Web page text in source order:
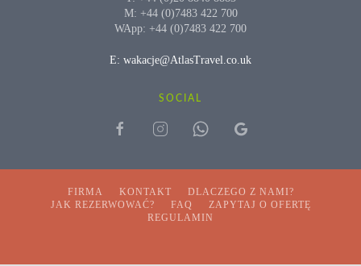
M: +44 (0)7483 422 700
WApp: +44 (0)7483 422 700
E: wakacje@AtlasTravel.co.uk
SOCIAL
FIRMA KONTAKT
DLACZEGO Z NAMI?
JAK REZERWOWAĆ?
FAQ
ZAPYTAJ O OFERTĘ
REGULAMIN